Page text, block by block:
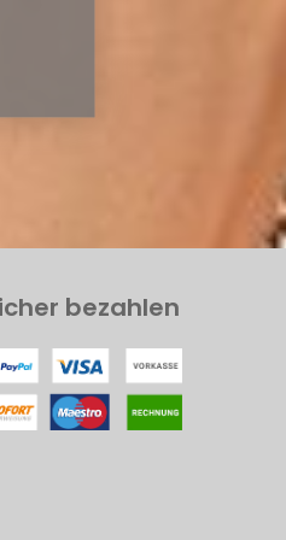
bezahlen